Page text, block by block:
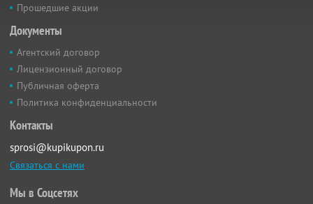
Прошедшие акции
Документы
Агентский договор
Лицензионный договор
Публичная оферта
Политика конфиденциальности
Контакты
sprosi@kupikupon.ru
Связаться с нами
Мы в Соцсетях